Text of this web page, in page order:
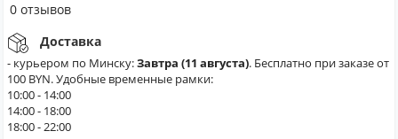
0 отзывов
Доставка
- курьером по Минску:Завтра (11 августа). Бесплатно при заказе от
100 BYN. Удобные временные рамки:
10:00 - 14:00
14:00 - 18:00
18:00 - 22:00